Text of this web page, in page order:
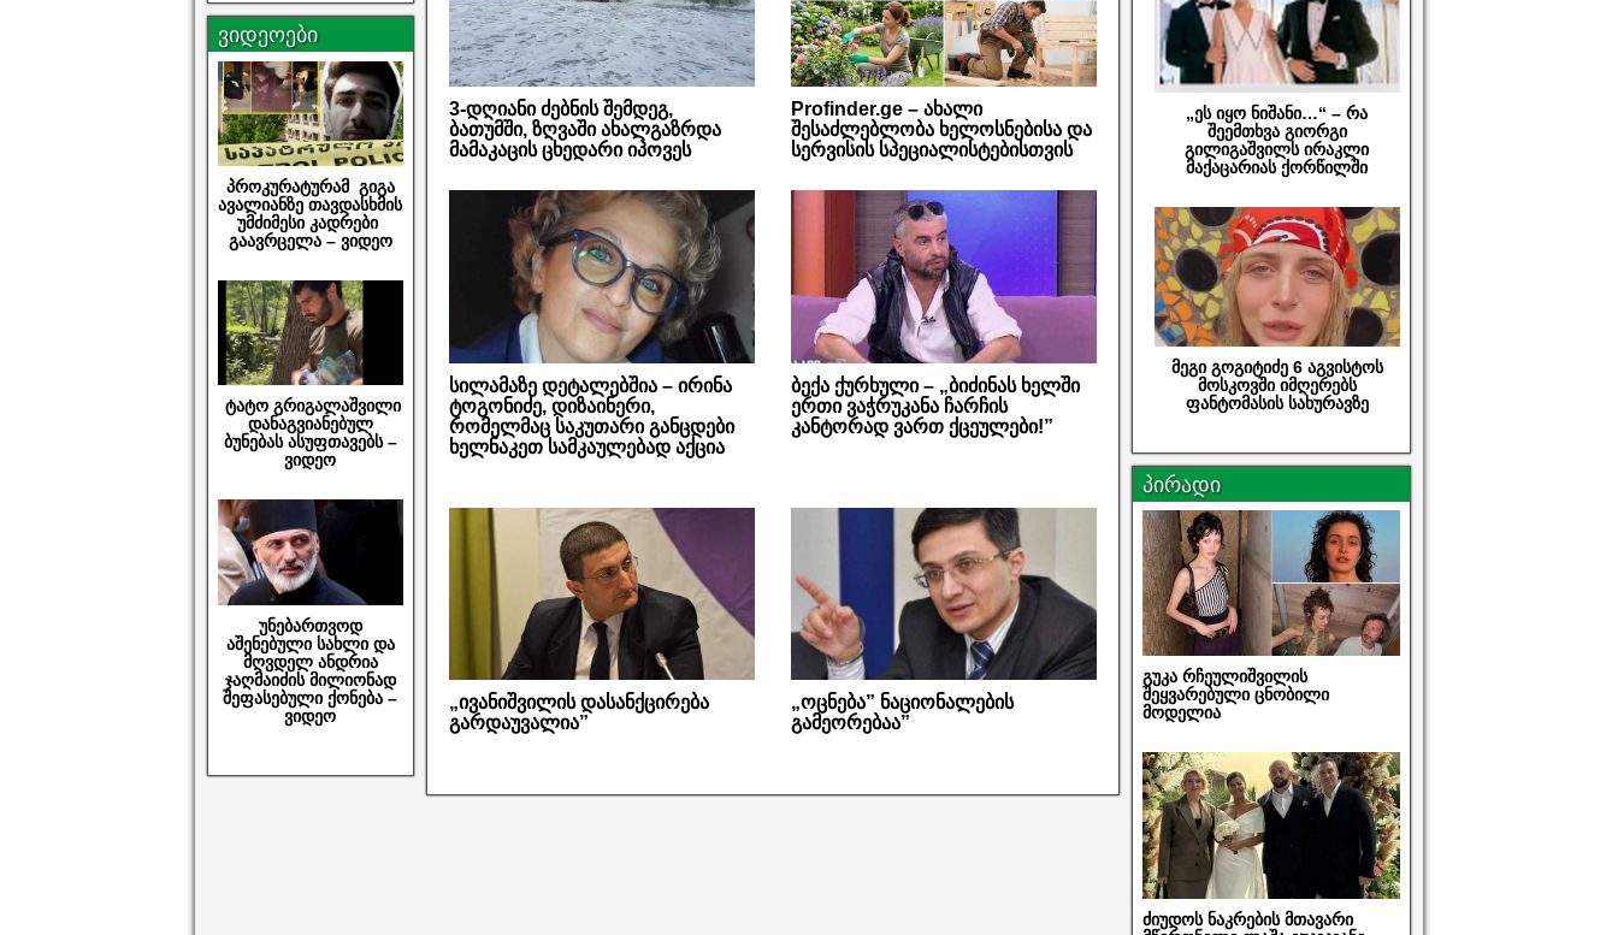
3-დღიანი ძებნის შემდეგ,
ბათუმში, ზღვაში ახალგაზრდა
მამაკაცის ცხედარი იპოვეს
Profinder.ge – ახალი
შესაძლებლობა ხელოსნებისა და
სერვისის სპეციალისტებისთვის
სილამაზე დეტალებშია – ირინა
ტოგონიძე, დიზაინერი,
რომელმაც საკუთარი განცდები
ხელნაკეთ სამკაულებად აქცია
ბექა ქურხული – „ბიძინას ხელში
ერთი ვაჭრუკანა ჩარჩის
კანტორად ვართ ქცეულები!”
„ივანიშვილის დასანქცირება
გარდაუვალია”
„ოცნება” ნაციონალების
გამეორებაა”
ვიდეოები
პროკურატურამ გიგა
ავალიანზე თავდასხმის
უმძიმესი კადრები
გაავრცელა – ვიდეო
ტატო გრიგალაშვილი
დანაგვიანებულ
ბუნებას ასუფთავებს –
ვიდეო
უნებართვოდ
აშენებული სახლი და
მღვდელ ანდრია
ჯაღმაიძის მილიონად
შეფასებული ქონება –
ვიდეო
„ეს იყო ნიშანი…“ – რა
შეემთხვა გიორგი
გილიგაშვილს ირაკლი
მაქაცარიას ქორწილში
მეგი გოგიტიძე 6 აგვისტოს
მოსკოვში იმღერებს
ფანტომასის სახურავზე
პირადი
გუკა რჩეულიშვილის
შეყვარებული ცნობილი
მოდელია
ძიუდოს ნაკრების მთავარი